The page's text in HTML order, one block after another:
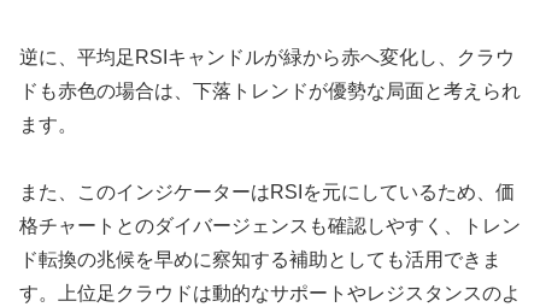
逆に、平均足RSIキャンドルが緑から赤へ変化し、クラウ
ドも赤色の場合は、下落トレンドが優勢な局面と考えられ
ます。
また、このインジケーターはRSIを元にしているため、価
格チャートとのダイバージェンスも確認しやすく、トレン
ド転換の兆候を早めに察知する補助としても活用できま
す。上位足クラウドは動的なサポートやレジスタンスのよ